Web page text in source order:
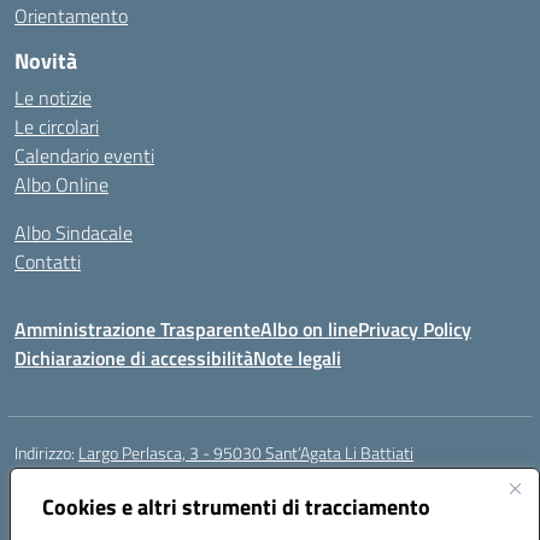
Cookies e altri strumenti di tracciamento
Orientamento
Novità
Le notizie
Le circolari
Calendario eventi
Albo Online
Albo Sindacale
Contatti
Amministrazione TrasparenteAlbo on linePrivacy Policy
Dichiarazione di accessibilitàNote legali
Indirizzo: Largo Perlasca, 3 - 95030 Sant’Agata Li Battiati
Centralino:
ctic8bl002@istruzione.it
Posta elettronica certificata (PEC):ctic8bl002@pec.istruzione.it